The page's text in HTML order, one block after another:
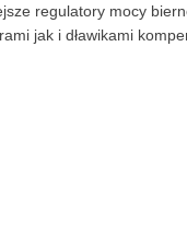
regulatory mocy
jak i dławikami